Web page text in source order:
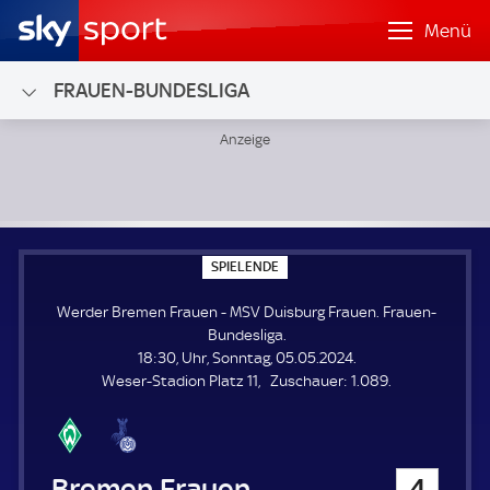
Menü
FRAUEN-BUNDESLIGA
SPIELENDE
P
E
E
N
D
E
Werder Bremen Frauen - MSV Duisburg Frauen. Frauen-
Bundesliga.
18:30, Uhr, Sonntag, 05.05.2024.
Weser-Stadion Platz 11
Zuschauer: Z1.089.